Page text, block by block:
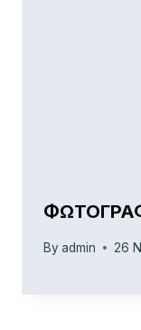
By admin 26